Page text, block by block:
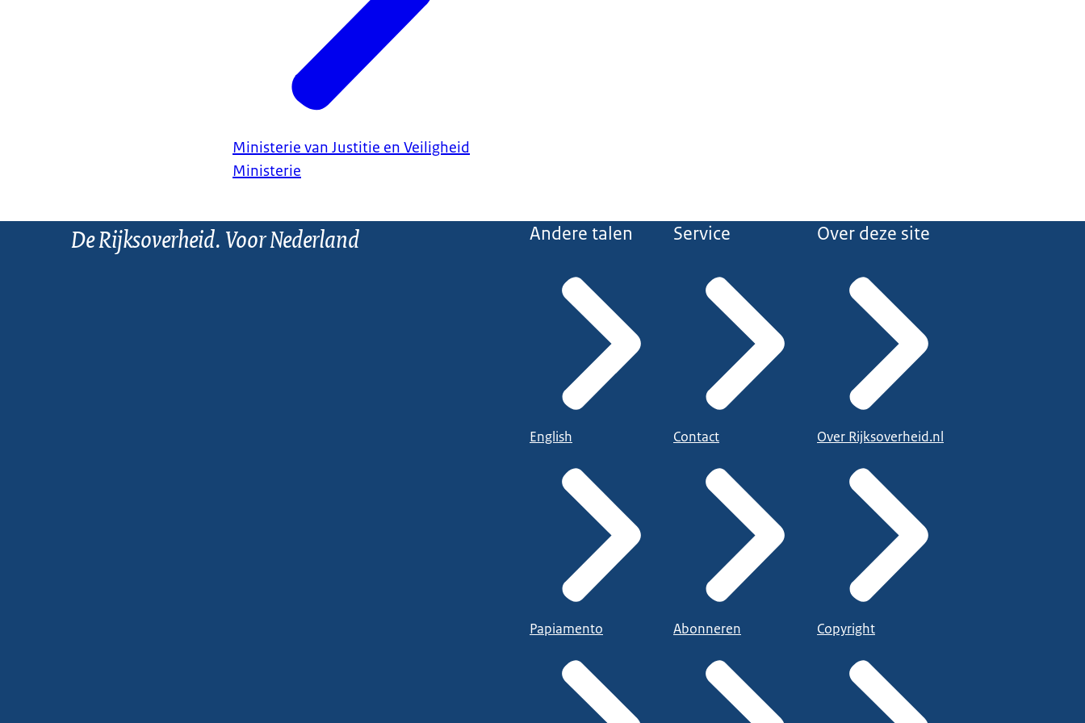
Ministerie van Justitie en Veiligheid
Ministerie
De Rijksoverheid. Voor Nederland Andere talen
English
Papiamento
Service
Contact
Abonneren
Over deze site
Over Rijksoverheid.nl
Copyright